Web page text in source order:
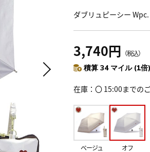
ダブリュピーシー
3,740円 （税込）
積算 34 マイル (1倍)
在庫 〇 15:00までの
ベージュ オフ